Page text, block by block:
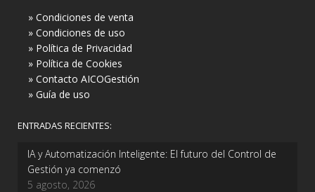
» Condiciones de venta
» Condiciones de uso
» Política de Privacidad
» Política de Cookies
» Contacto AICOGestión
» Guía de uso
ENTRADAS RECIENTES:
IA y Automatización Inteligente: El futuro del Control de
Gestión ya comenzó
5 agosto, 2026